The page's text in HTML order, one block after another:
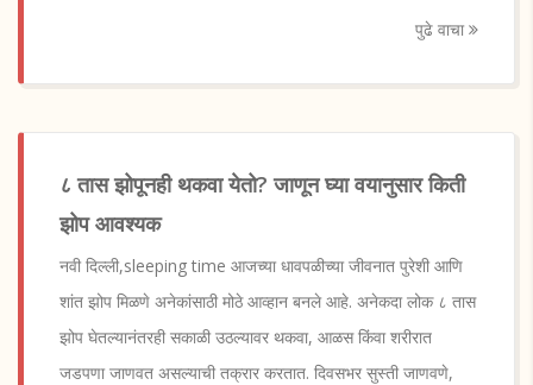
पुढे वाचा
८ तास झोपूनही थकवा येतो? जाणून घ्या वयानुसार किती
झोप आवश्यक
नवी दिल्ली,sleeping time आजच्या धावपळीच्या जीवनात पुरेशी आणि
शांत झोप मिळणे अनेकांसाठी मोठे आव्हान बनले आहे. अनेकदा लोक ८ तास
झोप घेतल्यानंतरही सकाळी उठल्यावर थकवा, आळस किंवा शरीरात
जडपणा जाणवत असल्याची तक्रार करतात. दिवसभर सुस्ती जाणवणे,